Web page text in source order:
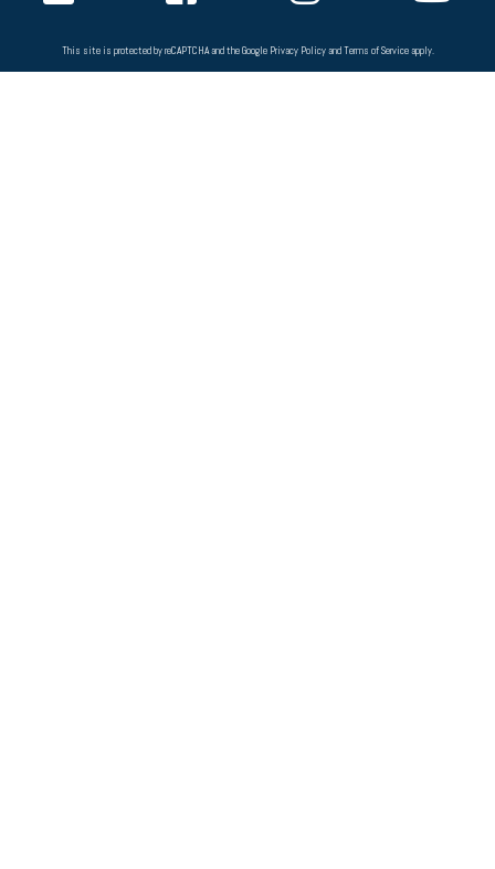
This site is protected by reCAPTCHA and the Google Privacy PolicyandTerms of Serviceapply.